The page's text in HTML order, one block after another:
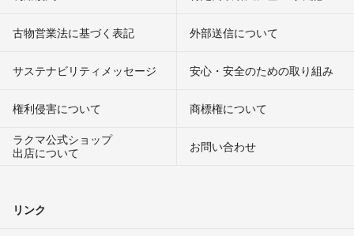
古物営業法に基づく表記 外部送信について
サステナビリティメッセージ 安心・安全のための取り組み
権利侵害について
商標権について
ラクマ公式ショップ
出店について
お問い合わせ
リンク